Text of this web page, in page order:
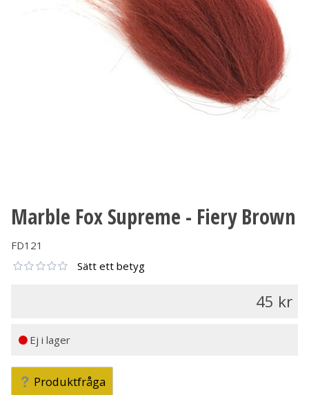
Marble Fox Supreme - Fiery Brown
FD121
Sätt ett betyg
45
Ej i lager
Produktfråga